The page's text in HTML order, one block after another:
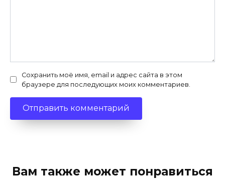
Сохранить моё имя, email и адрес сайта в этом
браузере для последующих моих комментариев.
Вам также может понравиться